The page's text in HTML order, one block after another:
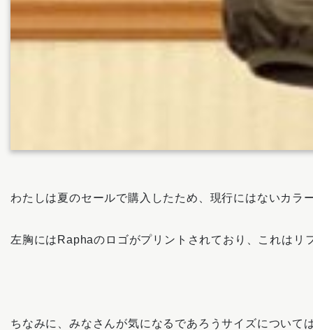
わたしは夏のセールで購入したため、現行にはないカラ
左胸にはRaphaのロゴがプリントされており、これはリ
ちなみに、みなさんが気になるであろうサイズについて